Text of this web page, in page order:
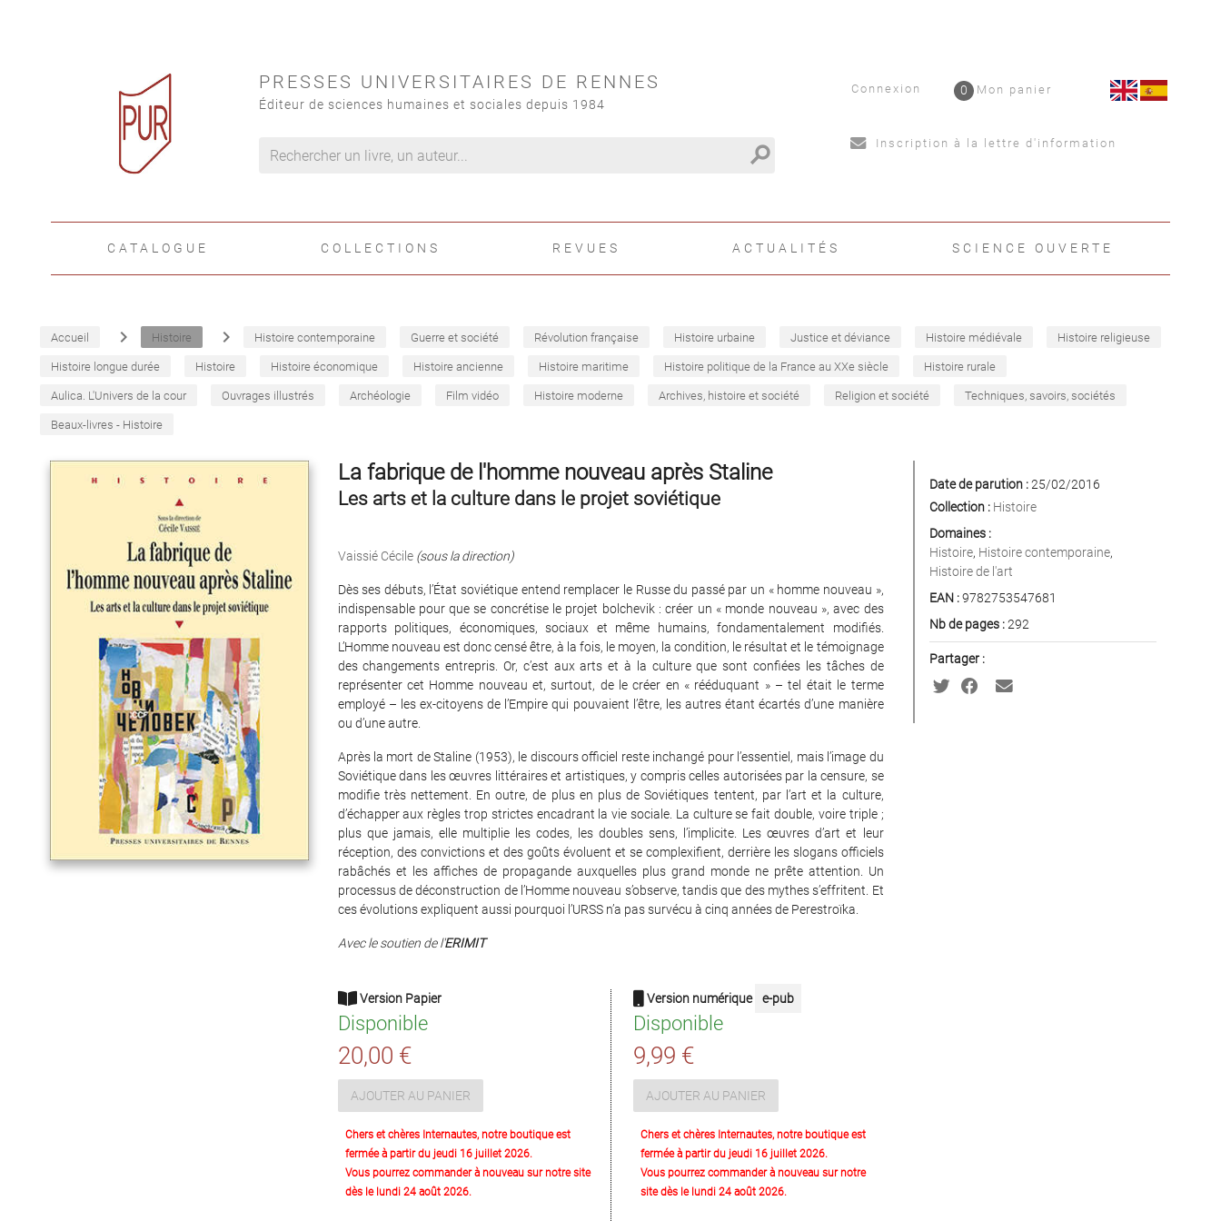
PRESSES UNIVERSITAIRES DE RENNES
Éditeur de sciences humaines et sociales depuis 1984
search
Connexion Mon panier
0
Inscription à la lettre d'information
CATALOGUE COLLECTIONS REVUES ACTUALITÉS SCIENCE OUVERTE
Accueil navigate_next Histoire navigate_next Histoire contemporaine Guerre et société Révolution française Histoire urbaine Justice et déviance Histoire médiévale Histoire religieuse
Histoire longue durée Histoire Histoire économique Histoire ancienne Histoire maritime Histoire politique de la France au XXe siècle Histoire rurale
Aulica. L'Univers de la cour Ouvrages illustrés Archéologie Film vidéo Histoire moderne Archives, histoire et société Religion et société Techniques, savoirs, sociétés
Beaux-livres - Histoire
La fabrique de l'homme nouveau après Staline
Les arts et la culture dans le projet soviétique
Vaissié Cécile (sous la direction)
Dès ses débuts, l’État soviétique entend remplacer le Russe du passé par un « homme nouveau »,
indispensable pour que se concrétise le projet bolchevik : créer un « monde nouveau », avec des
rapports politiques, économiques, sociaux et même humains, fondamentalement modifiés.
L’Homme nouveau est donc censé être, à la fois, le moyen, la condition, le résultat et le témoignage
des changements entrepris. Or, c’est aux arts et à la culture que sont confiées les tâches de
représenter cet Homme nouveau et, surtout, de le créer en « rééduquant » – tel était le terme
employé – les ex-citoyens de l’Empire qui pouvaient l’être, les autres étant écartés d’une manière
ou d’une autre.
Après la mort de Staline (1953), le discours officiel reste inchangé pour l’essentiel, mais l’image du
Soviétique dans les œuvres littéraires et artistiques, y compris celles autorisées par la censure, se
modifie très nettement. En outre, de plus en plus de Soviétiques tentent, par l’art et la culture,
d’échapper aux règles trop strictes encadrant la vie sociale. La culture se fait double, voire triple ;
plus que jamais, elle multiplie les codes, les doubles sens, l’implicite. Les œuvres d’art et leur
réception, des convictions et des goûts évoluent et se complexifient, derrière les slogans officiels
rabâchés et les affiches de propagande auxquelles plus grand monde ne prête attention. Un
processus de déconstruction de l’Homme nouveau s’observe, tandis que des mythes s’effritent. Et
ces évolutions expliquent aussi pourquoi l’URSS n’a pas survécu à cinq années de Perestroïka.
Avec le soutien de l'ERIMIT
Version Papier
Disponible
20,00 €
AJOUTER AU PANIER
Chers et chères Internautes, notre boutique est
fermée à partir du jeudi 16 juillet 2026.
Vous pourrez commander à nouveau sur notre site
dès le lundi 24 août 2026.
Version numérique e-pub
Disponible
9,99 €
AJOUTER AU PANIER
Chers et chères Internautes, notre boutique est
fermée à partir du jeudi 16 juillet 2026.
Vous pourrez commander à nouveau sur notre
site dès le lundi 24 août 2026.
Date de parution :25/02/2016
Collection : Histoire
Domaines :
Histoire, Histoire contemporaine,
Histoire de l'art
EAN :9782753547681
Nb de pages :292
Partager :